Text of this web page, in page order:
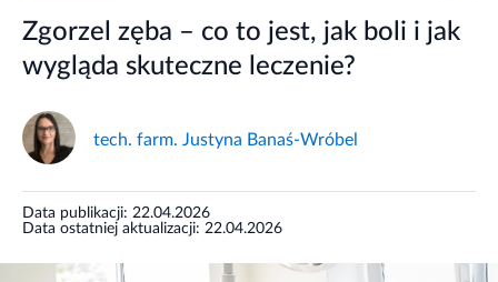
Zgorzel zęba – co to jest, jak boli i jak
wygląda skuteczne leczenie?
tech. farm. Justyna Banaś-Wróbel
Data publikacji: 22.04.2026
Data ostatniej aktualizacji: 22.04.2026